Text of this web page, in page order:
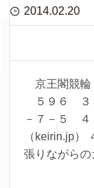
2014.02.20
京王閣競輪
５９６ ３
－７－５ ４
（keirin.jp）
張りながら